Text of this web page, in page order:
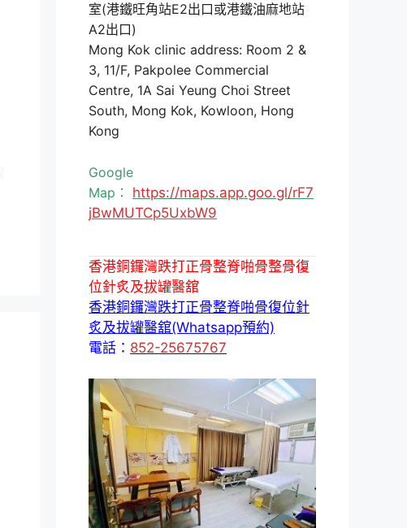
室(港鐵旺角站E2出口或港鐵油麻地站
A2出口)
Mong Kok clinic address: Room 2 &
3, 11/F, Pakpolee Commercial
Centre, 1A Sai Yeung Choi Street
South, Mong Kok, Kowloon, Hong
Kong
Google
Map： https://maps.app.goo.gl/rF7
jBwMUTCp5UxbW9
香港銅鑼灣跌打正骨整脊啪骨整骨復
位針炙及拔罐醫舘
香港銅鑼灣跌打正骨整脊啪骨復位針
炙及拔罐醫舘(Whatsapp預約)
電話： 852-25675767